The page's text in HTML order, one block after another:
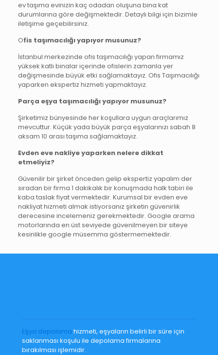
ev taşıma evinizin kaç odadan oluşuna bina kat
durumlarına göre değişmektedir. Detaylı bilgi için bizimle
iletişime geçebilirsiniz.
Ofis taşımacılığı yapıyor musunuz?
İstanbul merkezinde ofis taşımacılığı yapan firmamız
yüksek katlı binalar içerinde ofislerin zamanla yer
değişmesinde büyük etki sağlamaktayız. Ofis Taşımacılığı
yaparken ekspertiz hizmeti yapmaktayız.
Parça eşya taşımacılığı yapıyor musunuz?
Şirketimiz bünyesinde her koşullara uygun araçlarımız
mevcuttur. Küçük yada büyük parça eşyalarınızı sabah 8
aksam 10 arası taşıma sağlamaktayız.
Evden eve nakliye yaparken nelere dikkat
etmeliyiz?
Güvenilir bir şirket önceden gelip ekspertiz yapalım der
sıradan bir firma 1 dakikalık bir konuşmada halk tabiri ile
kaba taslak fiyat vermektedir. Kurumsal bir evden eve
nakliyat hizmeti almak istiyorsanız şirketin güvenirlik
derecesine incelemeniz gerekmektedir. Google arama
motorlarında en üst seviyede güvenilmeyen bir siteye
kesinlikle google müsemma göstermemektedir.
Eşya depolama hizmeti, eşyaların belirli bir süre için
saklanması koşulu ile depolama firmalarına
bırakılması işlemidir.